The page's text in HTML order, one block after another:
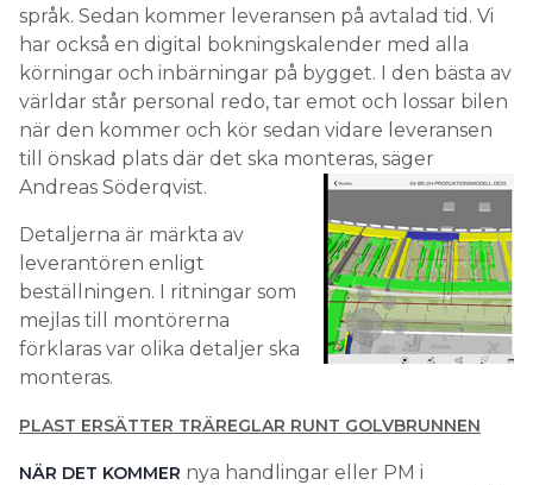
språk. Sedan kommer leveransen på avtalad tid. Vi
har också en digital bokningskalender med alla
körningar och inbärningar på bygget. I den bästa av
världar står personal redo, tar emot och lossar bilen
när den kommer och kör sedan vidare leveransen
till önskad plats där det ska monteras, säger
Andreas Söderqvist.
Detaljerna är märkta av
leverantören enligt
beställningen. I ritningar som
mejlas till montörerna
förklaras var olika detaljer ska
monteras.
PLAST ERSÄTTER TRÄREGLAR RUNT GOLVBRUNNEN
NÄR DET KOMMER nya handlingar eller PM i